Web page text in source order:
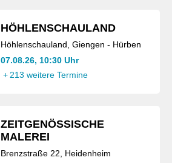
HÖHLENSCHAULAND
Höhlenschauland, Giengen - Hürben
07.08.26, 10:30 Uhr
+ 213 weitere Termine
ZEITGENÖSSISCHE
MALEREI
Brenzstraße 22, Heidenheim